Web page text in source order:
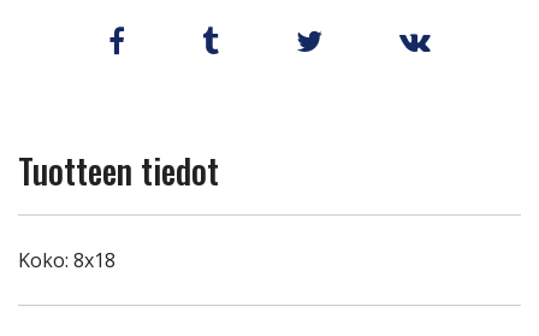
Tuotteen tiedot
Koko: 8x18